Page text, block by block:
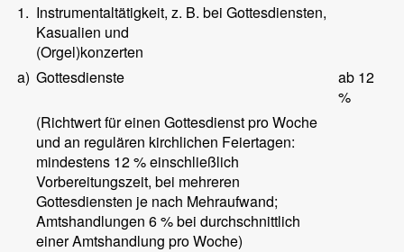
1. Instrumentaltätigkeit, z. B. bei Gottesdiensten,
Kasualien und
(Orgel)konzerten
a) Gottesdienste
ab 12
%
(Richtwert für einen Gottesdienst pro Woche
und an regulären kirchlichen Feiertagen:
mindestens 12 % einschließlich
Vorbereitungszeit, bei mehreren
Gottesdiensten je nach Mehraufwand;
Amtshandlungen 6 % bei durchschnittlich
einer Amtshandlung pro Woche)